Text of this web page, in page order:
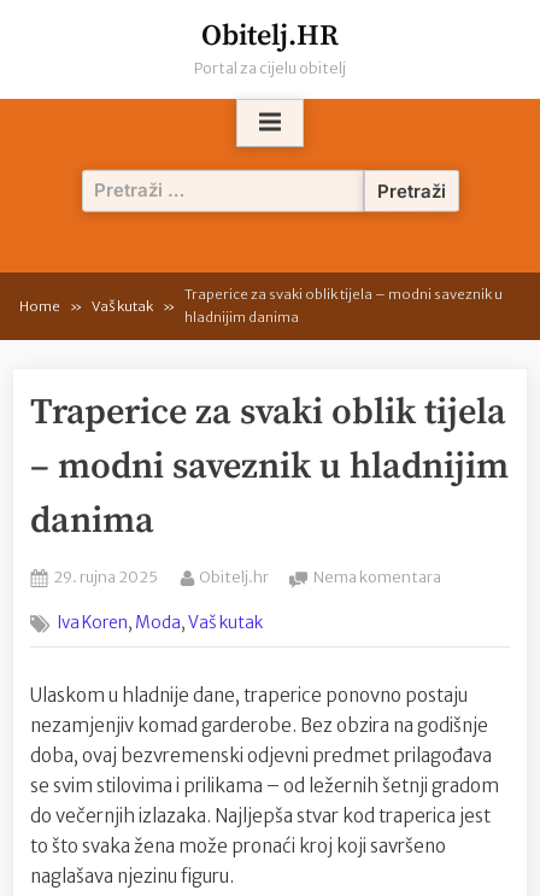
Obitelj.HR
Portal za cijelu obitelj
Pretraži:
Home Vaš kutak
Traperice za svaki oblik tijela – modni saveznik u
hladnijim danima
Traperice za svaki oblik tijela
– modni saveznik u hladnijim
danima
Posted
29. rujna 2025 By
Obitelj.hr Nema komentara
svaki
tijela
–
modni
saveznik
hladnijim
danima
Iva Koren, Moda,Vaš kutak
Ulaskom u hladnije dane, traperice ponovno postaju
nezamjenjiv komad garderobe. Bez obzira na godišnje
doba, ovaj bezvremenski odjevni predmet prilagođava
se svim stilovima i prilikama – od ležernih šetnji gradom
do večernjih izlazaka. Najljepša stvar kod traperica jest
to što svaka žena može pronaći kroj koji savršeno
naglašava njezinu figuru.